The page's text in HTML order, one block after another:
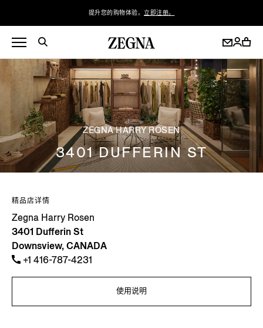
提升您的购物体验。 立即注册。
ZEGNA HARRY ROSEN
3401 DUFFERIN ST
精品店详情
Zegna Harry Rosen
3401 Dufferin St
Downsview, CANADA
+1 416-787-4231
使用说明